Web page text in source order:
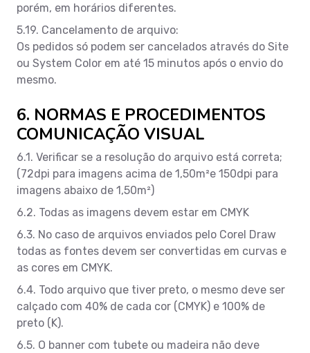
porém, em horários diferentes.
5.19. Cancelamento de arquivo:
Os pedidos só podem ser cancelados através do Site
ou System Color em até 15 minutos após o envio do
mesmo.
6. NORMAS E PROCEDIMENTOS
COMUNICAÇÃO VISUAL
6.1. Verificar se a resolução do arquivo está correta;
(72dpi para imagens acima de 1,50m²e 150dpi para
imagens abaixo de 1,50m²)
6.2. Todas as imagens devem estar em CMYK
6.3. No caso de arquivos enviados pelo Corel Draw
todas as fontes devem ser convertidas em curvas e
as cores em CMYK.
6.4. Todo arquivo que tiver preto, o mesmo deve ser
calçado com 40% de cada cor (CMYK) e 100% de
preto (K).
6.5. O banner com tubete ou madeira não deve